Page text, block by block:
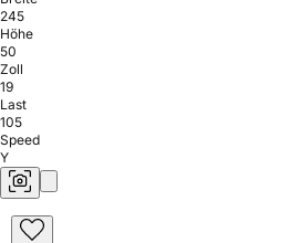
245
Höhe
50
Zoll
19
Last
105
Speed
Y